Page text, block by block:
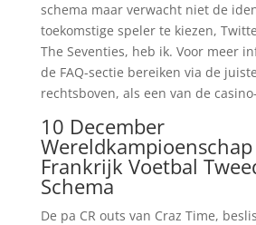
schema maar verwacht niet de
toekomstige speler te kiezen,
The Seventies, heb ik. Voor meer
de FAQ-sectie bereiken via de
rechtsboven, als een van de
10 December
Frankrijk Voetbal
Schema
De pa CR outs van Craz Time,